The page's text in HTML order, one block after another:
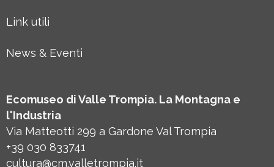
Link utili
News & Eventi
Ecomuseo di Valle Trompia. La Montagna e
l'Industria
Via Matteotti 299 a Gardone Val Trompia
+39 030 833741
cultura@cm.valletrompia.it